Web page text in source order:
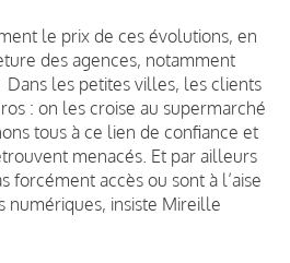
le prix de ces évolutions, en
des agences, notamment
les petites villes, les clients
: on les croise au supermarché
tous à ce lien de confiance et
menacés. Et par ailleurs
forcément accès ou sont à l’aise
numériques, insiste Mireille